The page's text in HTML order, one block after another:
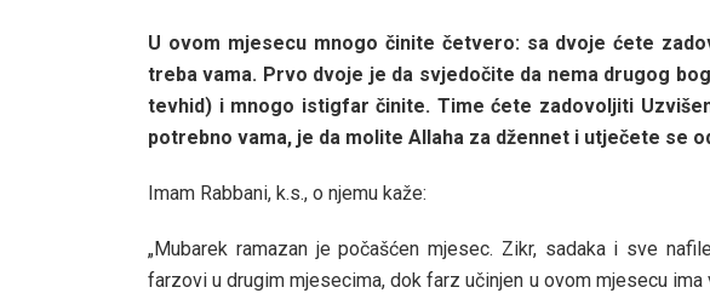
U ovom mjesecu mnogo činite četvero: sa dvoje ćete
treba vama. Prvo dvoje je da svjedočite da nema drugog
tevhid) i mnogo istigfar činite. Time ćete zadovoljiti
potrebno vama, je da molite Allaha za džennet i utječete se
Imam Rabbani, k.s., o njemu kaže:
„Mubarek ramazan je počašćen mjesec. Zikr, sadaka i sve
farzovi u drugim mjesecima, dok farz učinjen u ovom mjesecu